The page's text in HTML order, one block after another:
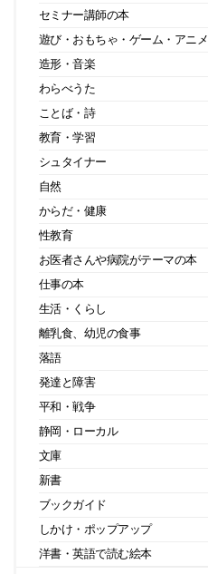
セミナー講師の本
遊び・おもちゃ・ゲーム・アニメ
造形・音楽
わらべうた
ことば・詩
教育・学習
シュタイナー
自然
からだ・健康
性教育
お医者さんや病院がテーマの本
仕事の本
生活・くらし
離乳食、幼児の食事
落語
発達と障害
平和・戦争
静岡・ローカル
文庫
新書
ブックガイド
しかけ・ポップアップ
洋書・英語で読む絵本